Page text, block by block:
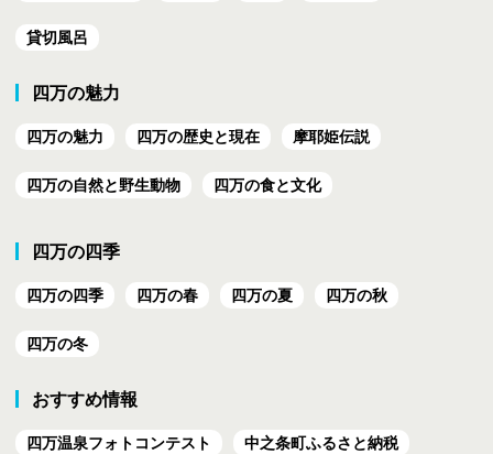
貸切風呂
四万の魅力
四万の魅力 四万の歴史と現在 摩耶姫伝説
四万の自然と野生動物 四万の食と文化
四万の四季
四万の四季 四万の春 四万の夏 四万の秋
四万の冬
おすすめ情報
四万温泉フォトコンテスト 中之条町ふるさと納税